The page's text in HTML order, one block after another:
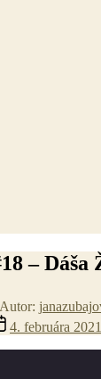
– Dáša
Autor:
4. februára 2021